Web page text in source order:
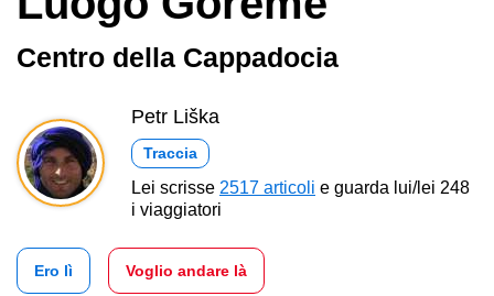
Centro della Cappadocia
Petr Liška
Traccia
Lei scrisse 2517 articoli e guarda lui/lei 248
i viaggiatori
Ero lì Voglio andare là